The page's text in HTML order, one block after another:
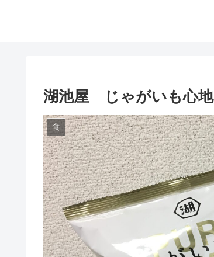
湖池屋 じゃがいも心地
食